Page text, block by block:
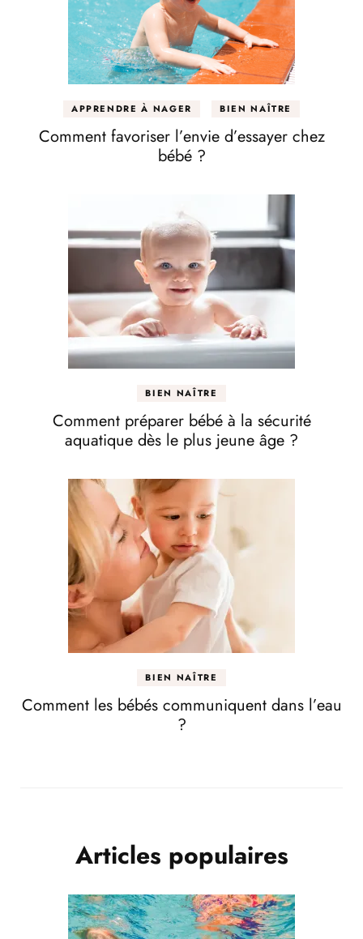
APPRENDRE À NAGER BIEN NAÎTRE
Comment favoriser l’envie d’essayer chez
bébé ?
BIEN NAÎTRE
Comment préparer bébé à la sécurité
aquatique dès le plus jeune âge ?
BIEN NAÎTRE
Comment les bébés communiquent dans l’eau
?
Articles populaires